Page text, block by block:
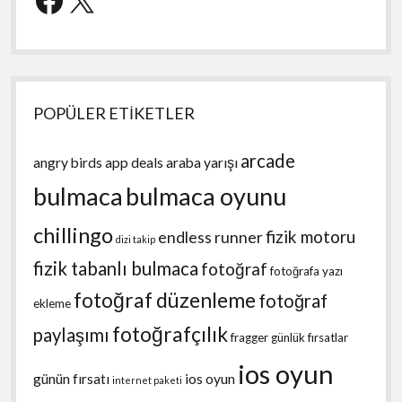
POPÜLER ETİKETLER
angry birds app deals araba yarışı arcade
bulmaca bulmaca oyunu
chillingo dizi takip endless runnerfizik motoru
fizik tabanlı bulmaca fotoğraf fotoğrafa yazı
ekleme fotoğraf düzenleme fotoğraf
paylaşımı fotoğrafçılıkfraggergünlük fırsatlar
günün fırsatı internet paketi ios oyun ios oyun